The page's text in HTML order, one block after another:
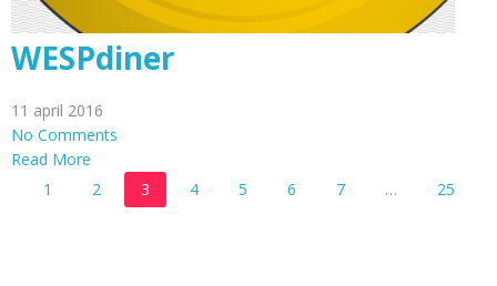
WESPdiner
11 april 2016
No Comments
Read More
1
2 3 4 5 6 7 … 25